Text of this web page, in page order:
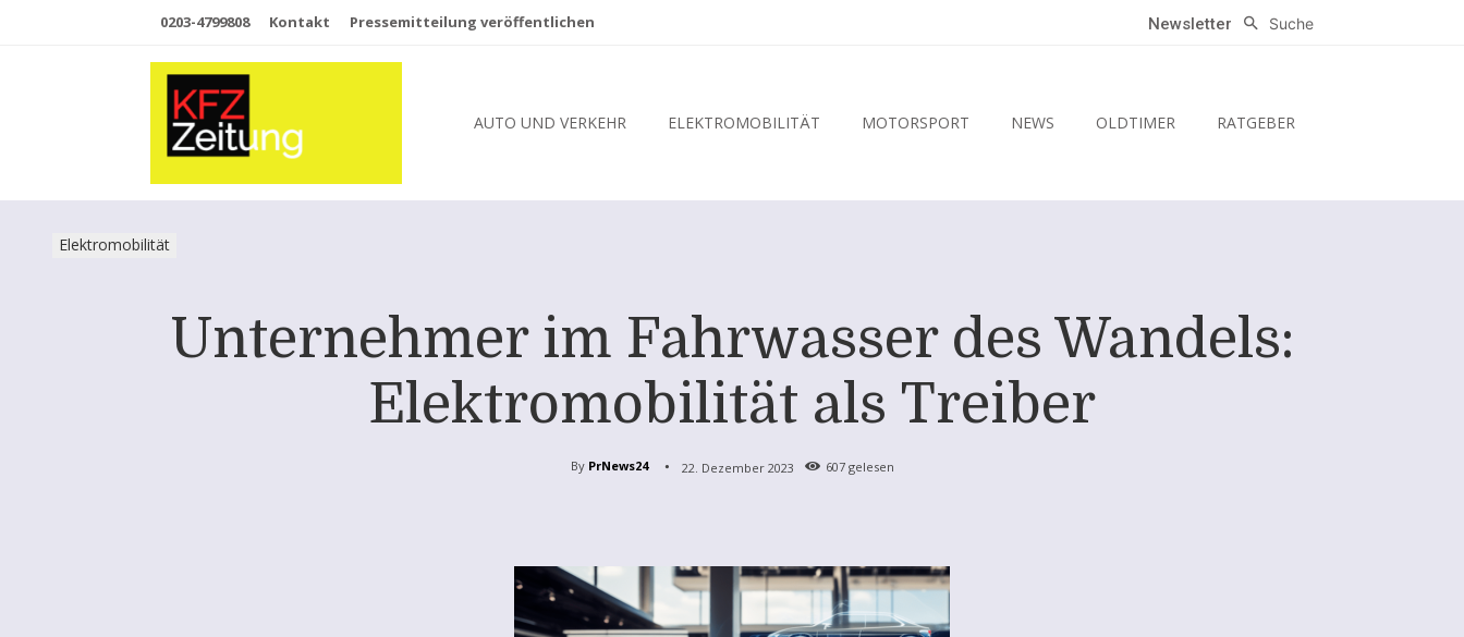
0203-4799808 Kontakt Pressemitteilung veröffentlichen Newsletter Suche
AUTO UND VERKEHR ELEKTROMOBILITÄT MOTORSPORT NEWS OLDTIMER RATGEBER
Elektromobilität
Unternehmer im Fahrwasser des Wandels:
Elektromobilität als Treiber
By PrNews24 22. Dezember 2023 607gelesen